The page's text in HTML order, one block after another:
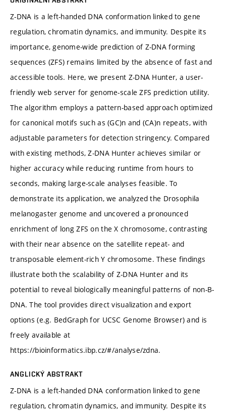
Z-DNA is a left-handed DNA conformation linked to gene
regulation, chromatin dynamics, and immunity. Despite its
importance, genome-wide prediction of Z-DNA forming
sequences (ZFS) remains limited by the absence of fast and
accessible tools. Here, we present Z-DNA Hunter, a user-
friendly web server for genome-scale ZFS prediction utility.
The algorithm employs a pattern-based approach optimized
for canonical motifs such as (GC)n and (CA)n repeats, with
adjustable parameters for detection stringency. Compared
with existing methods, Z-DNA Hunter achieves similar or
higher accuracy while reducing runtime from hours to
seconds, making large-scale analyses feasible. To
demonstrate its application, we analyzed the Drosophila
melanogaster genome and uncovered a pronounced
enrichment of long ZFS on the X chromosome, contrasting
with their near absence on the satellite repeat- and
transposable element-rich Y chromosome. These findings
illustrate both the scalability of Z-DNA Hunter and its
potential to reveal biologically meaningful patterns of non-B-
DNA. The tool provides direct visualization and export
options (e.g. BedGraph for UCSC Genome Browser) and is
freely available at
https://bioinformatics.ibp.cz/#/analyse/zdna.
ANGLICKÝ ABSTRAKT
Z-DNA is a left-handed DNA conformation linked to gene
regulation, chromatin dynamics, and immunity. Despite its